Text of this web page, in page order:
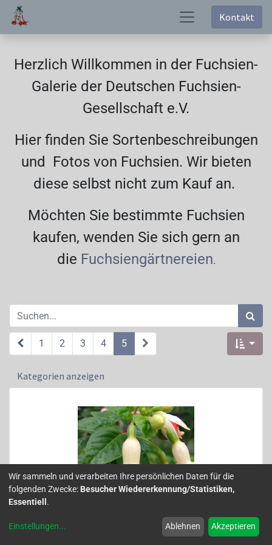
Kontakt
Herzlich Willkommen in der Fuchsien-
Galerie der Deutschen Fuchsien-
Gesellschaft e.V.
Hier finden Sie Sortenbeschreibungen
und Fotos von Fuchsien. Wir bieten
diese selbst nicht zum Kauf an.
Möchten Sie bestimmte Fuchsien
kaufen, wenden Sie sich gern an
die Fuchsiengärtnereien.
1 2 3 4 5
Kategorien anzeigen
Wir sammeln und verarbeiten Ihre persönlichen Daten für die
folgenden Zwecke: Besucher Wiedererkennung/Statistiken,
Essentiell .
Einstellungen... Ablehnen Akzeptieren